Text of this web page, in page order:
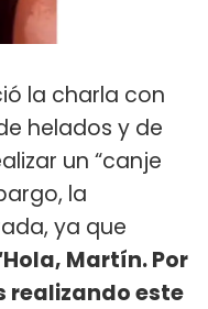
la charla con
helados y de
un “canje
la
ya que
Martín. Por
realizando este